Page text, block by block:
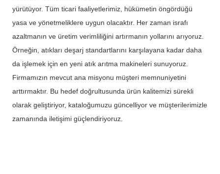
yürütüyor. Tüm ticari faaliyetlerimiz, hükümetin öngördüğü
yasa ve yönetmeliklere uygun olacaktır. Her zaman israfı
azaltmanın ve üretim verimliliğini artırmanın yollarını arıyoruz.
Örneğin, atıkları deşarj standartlarını karşılayana kadar daha
da işlemek için en yeni atık arıtma makineleri sunuyoruz.
Firmamızın mevcut ana misyonu müşteri memnuniyetini
arttırmaktır. Bu hedef doğrultusunda ürün kalitemizi sürekli
olarak geliştiriyor, kataloğumuzu güncelliyor ve müşterilerimizle
zamanında iletişimi güçlendiriyoruz.